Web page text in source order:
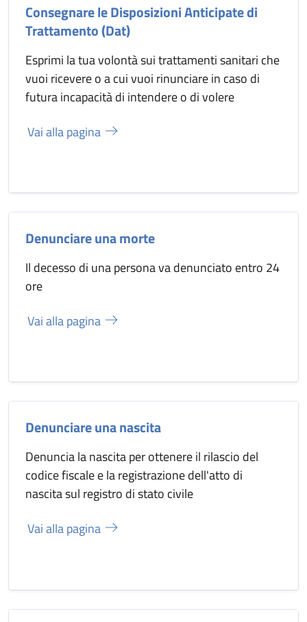
Consegnare le Disposizioni Anticipate di
Trattamento (Dat)
Esprimi la tua volontà sui trattamenti sanitari che
vuoi ricevere o a cui vuoi rinunciare in caso di
futura incapacità di intendere o di volere
Vai alla pagina
Denunciare una morte
Il decesso di una persona va denunciato entro 24
ore
Vai alla pagina
Denunciare una nascita
Denuncia la nascita per ottenere il rilascio del
codice fiscale e la registrazione dell'atto di
nascita sul registro di stato civile
Vai alla pagina